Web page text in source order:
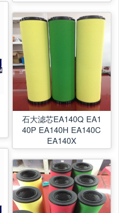
石大滤芯EA140Q EA1
40P EA140H EA140C
EA140X